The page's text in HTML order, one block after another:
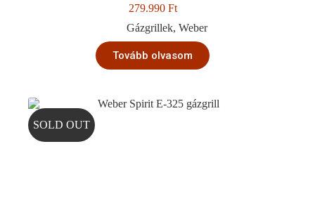
279.990 Ft
Gázgrillek, Weber
Tovább olvasom
SOLD OUT